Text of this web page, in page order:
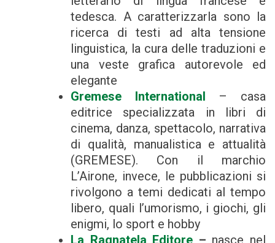
tedesca. A caratterizzarla sono la
ricerca di testi ad alta tensione
linguistica, la cura delle traduzioni e
una veste grafica autorevole ed
elegante
Gremese International – casa
editrice specializzata in libri di
cinema, danza, spettacolo, narrativa
di qualità, manualistica e attualità
(GREMESE). Con il marchio
L’Airone, invece, le pubblicazioni si
rivolgono a temi dedicati al tempo
libero, quali l’umorismo, i giochi, gli
enigmi, lo sport e hobby
La Ragnatela Editore – nasce nel